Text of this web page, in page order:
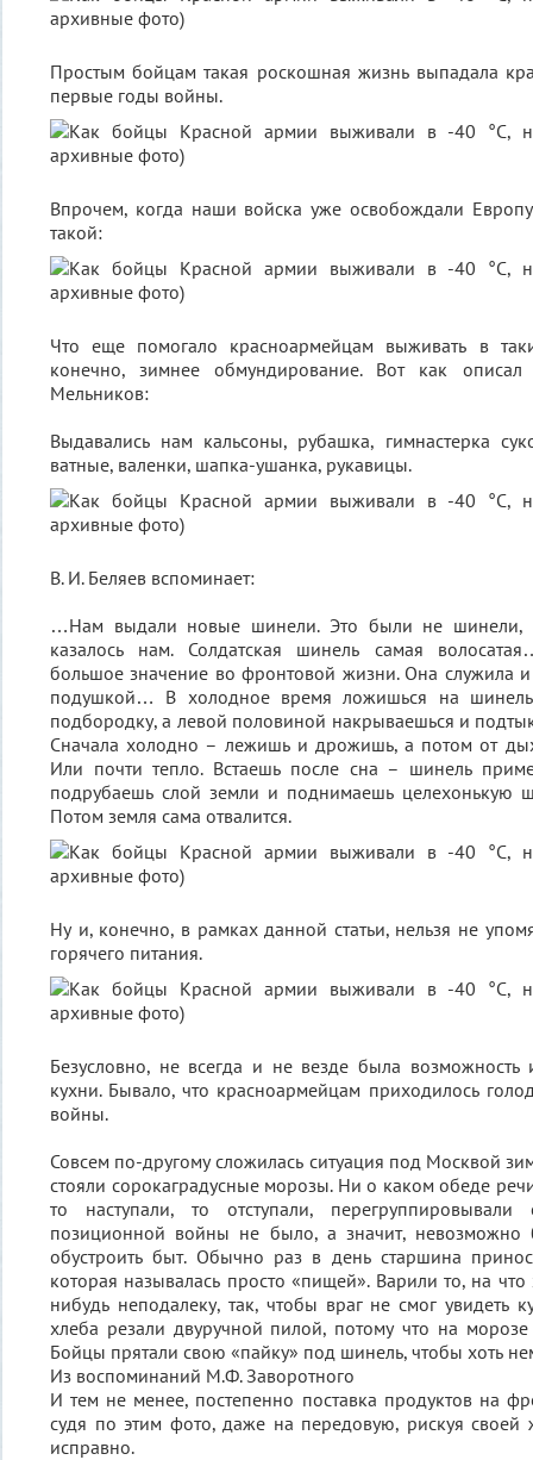
Простым бойцам такая роскошная жизнь выпадала
первые годы войны.
Впрочем, когда наши войска уже освобождали
такой:
Что еще помогало красноармейцам выживать в
конечно, зимнее обмундирование. Вот как
Мельников:
Выдавались нам кальсоны, рубашка, гимнастерка
ватные, валенки, шапка-ушанка, рукавицы.
В. И. Беляев вспоминает:
…Нам выдали новые шинели. Это были не шинели,
казалось нам. Солдатская шинель самая
большое значение во фронтовой жизни. Она служила
подушкой… В холодное время ложишься на
подбородку, а левой половиной накрываешься и
Сначала холодно – лежишь и дрожишь, а потом от
Или почти тепло. Встаешь после сна – шинель
подрубаешь слой земли и поднимаешь целехонькую
Потом земля сама отвалится.
Ну и, конечно, в рамках данной статьи, нельзя не
горячего питания.
Безусловно, не всегда и не везде была возможность
кухни. Бывало, что красноармейцам приходилось
войны.
Совсем по-другому сложилась ситуация под Москвой
стояли сорокаградусные морозы. Ни о каком обеде
то наступали, то отступали,
позиционной войны не было, а значит, невозможно
обустроить быт. Обычно раз в день старшина
которая называлась просто «пищей». Варили то, на что
нибудь неподалеку, так, чтобы враг не смог увидеть
хлеба резали двуручной пилой, потому что на
Бойцы прятали свою «пайку» под шинель, чтобы хоть
Из воспоминаний М.Ф. Заворотного
И тем не менее, постепенно поставка продуктов на
судя по этим фото, даже на передовую, рискуя своей
исправно.